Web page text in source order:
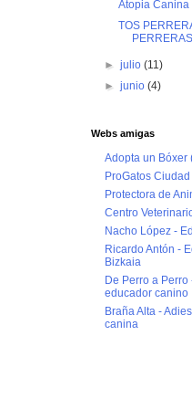
Atopia Canina
TOS
PERRERAS
►julio(11)
►junio(4)
Webs amigas
Adopta un Bóxer
ProGatos Ciudad
Protectora de
Centro
Nacho López -
Ricardo Antón -
Bizkaia
De Perro a
educador canino
Braña Alta -
canina